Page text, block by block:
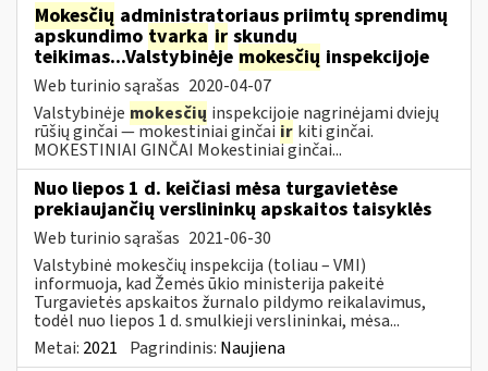
Mokesčių administratoriaus priimtų sprendimų
apskundimo tvarka ir skundų
teikimas...Valstybinėje mokesčių inspekcijoje
Web turinio sąrašas 2020-04-07
Valstybinėje mokesčių inspekcijoje nagrinėjami dviejų
rūšių ginčai — mokestiniai ginčai ir kiti ginčai.
MOKESTINIAI GINČAI Mokestiniai ginčai...
Nuo liepos 1 d. keičiasi mėsa turgavietėse
prekiaujančių verslininkų apskaitos taisyklės
Web turinio sąrašas 2021-06-30
Valstybinė mokesčių inspekcija (toliau – VMI)
informuoja, kad Žemės ūkio ministerija pakeitė
Turgavietės apskaitos žurnalo pildymo reikalavimus,
todėl nuo liepos 1 d. smulkieji verslininkai, mėsa...
Metai: 2021 Pagrindinis: Naujiena